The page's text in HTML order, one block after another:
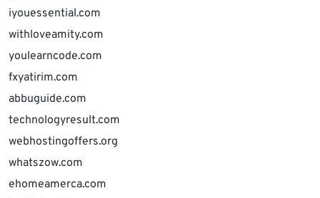
iyouessential.com
withloveamity.com
youlearncode.com
fxyatirim.com
abbuguide.com
technologyresult.com
webhostingoffers.org
whatszow.com
ehomeamerca.com